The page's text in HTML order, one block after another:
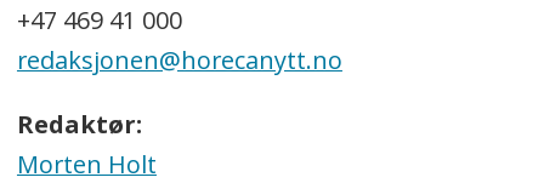
+47 469 41 000
redaksjonen@horecanytt.no
Redaktør:
Morten Holt